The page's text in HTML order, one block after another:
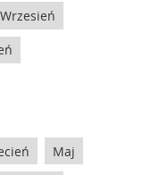
Wrzesień
Maj